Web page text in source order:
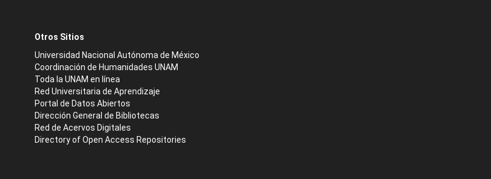
Otros Sitios
Universidad Nacional Autónoma de México
Coordinación de Humanidades UNAM
Toda la UNAM en línea
Red Universitaria de Aprendizaje
Portal de Datos Abiertos
Dirección General de Bibliotecas
Red de Acervos Digitales
Directory of Open Access Repositories